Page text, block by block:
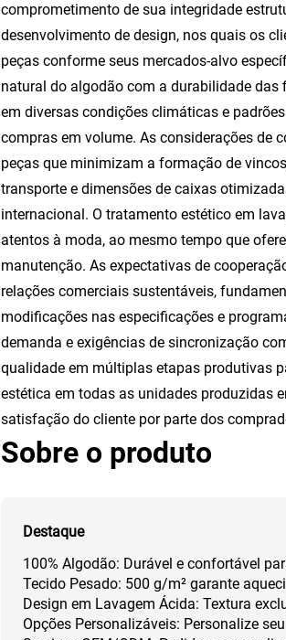
comprometimento de sua integridade
desenvolvimento de design, nos quais os
peças conforme seus mercados-alvo
natural do algodão com a durabilidade
em diversas condições climáticas e
compras em volume. As considerações de
peças que minimizam a formação de
transporte e dimensões de caixas
internacional. O tratamento estético em
atentos à moda, ao mesmo tempo que
manutenção. As expectativas de
relações comerciais sustentáveis,
modificações nas especificações e
demanda e exigências de sincronização
qualidade em múltiplas etapas produtivas
estética em todas as unidades produzidas
satisfação do cliente por parte dos
Sobre o produto
Destaque
100% Algodão: Durável e confortável
Tecido Pesado: 500 g/m² garante
Design em Lavagem Ácida: Textura
Opções Personalizáveis: Personalize